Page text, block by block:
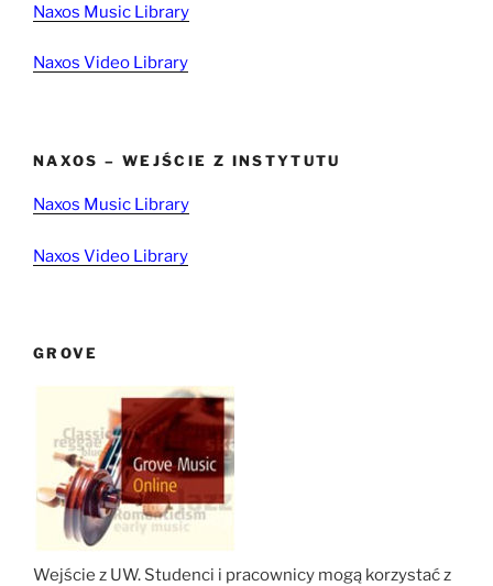
Naxos Music Library
Naxos Video Library
NAXOS – WEJŚCIE Z INSTYTUTU
Naxos Music Library
Naxos Video Library
GROVE
Wejście z UW. Studenci i pracownicy mogą korzystać z